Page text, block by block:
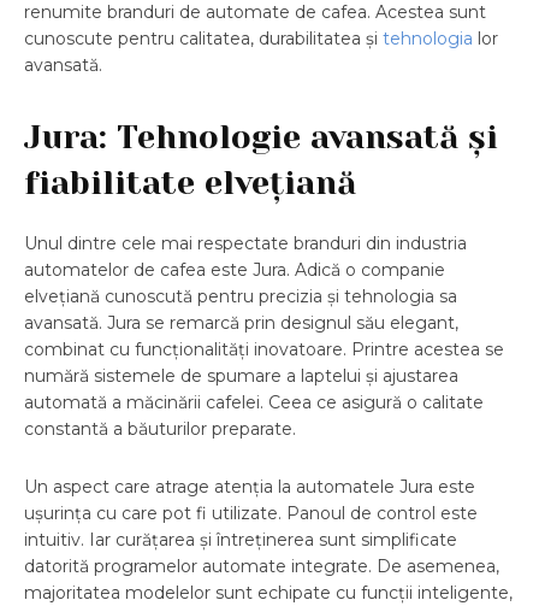
renumite branduri de automate de cafea. Acestea sunt
cunoscute pentru calitatea, durabilitatea și tehnologia lor
avansată.
Jura: Tehnologie avansată și
fiabilitate elvețiană
Unul dintre cele mai respectate branduri din industria
automatelor de cafea este Jura. Adică o companie
elvețiană cunoscută pentru precizia și tehnologia sa
avansată. Jura se remarcă prin designul său elegant,
combinat cu funcționalități inovatoare. Printre acestea se
numără sistemele de spumare a laptelui și ajustarea
automată a măcinării cafelei. Ceea ce asigură o calitate
constantă a băuturilor preparate.
Un aspect care atrage atenția la automatele Jura este
ușurința cu care pot fi utilizate. Panoul de control este
intuitiv. Iar curățarea și întreținerea sunt simplificate
datorită programelor automate integrate. De asemenea,
majoritatea modelelor sunt echipate cu funcții inteligente,